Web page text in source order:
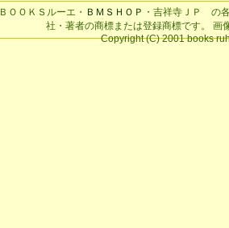
ＢＯＯＫＳルーエ・ ＢＭＳＨＯＰ ・吉祥寺ＪＰ の
社・著者の商標または登録商標です。 画
Copyright (C) 2001 books